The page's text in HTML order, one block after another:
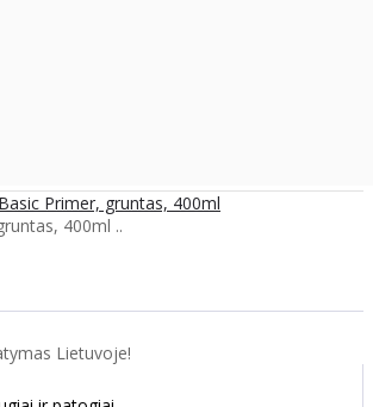
Primer, gruntas, 400ml
400ml ..
Lietuvoje!